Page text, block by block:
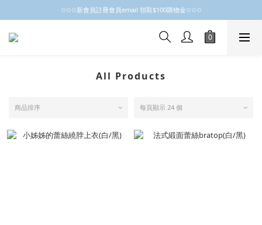
✩✩✩新會員註冊會員email 領取$100購物金✩✩✩
✩✩✩新會員註冊會員email 領取$100購物金✩✩✩
新會員制開跑摟，歡迎大家成為小粒子
All Products
商品排序 每頁顯示 24 個